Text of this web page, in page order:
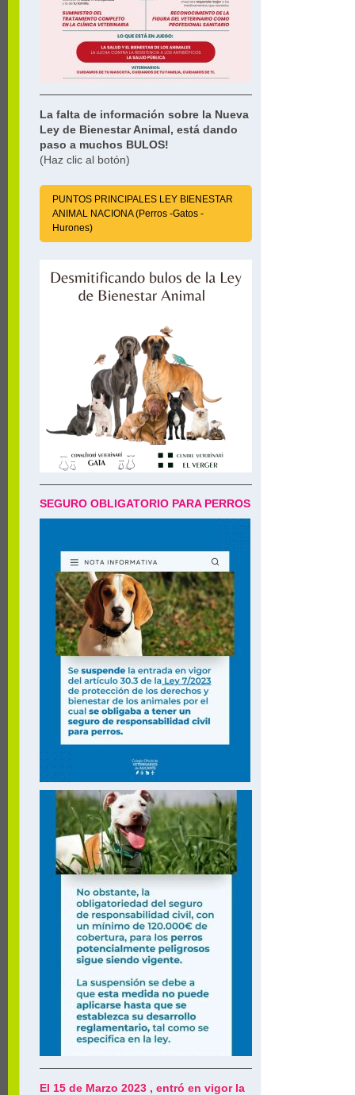
La falta de información sobre la Nueva
Ley de Bienestar Animal, está dando
paso a muchos BULOS!
(Haz clic al botón)
PUNTOS PRINCIPALES LEY BIENESTAR
ANIMAL NACIONA (Perros -Gatos -
Hurones)
SEGURO OBLIGATORIO PARA PERROS
El 15 de Marzo 2023 , entró en vigor la